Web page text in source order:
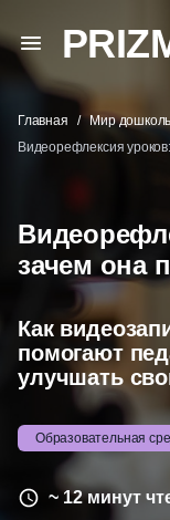
Главная Мир
Видеорефлексия
зачем она
Как
помогают
улучшать
Образовательная
~ 12 минут